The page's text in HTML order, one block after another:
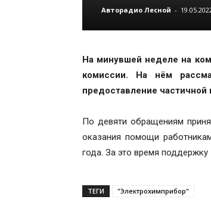
Авторадио Лесной -
На минувшей неделе на
комиссии. На нём
предоставление
По девяти обращениям
оказания помощи
года. За это время
ТЕГИ "Электрохимприбор"